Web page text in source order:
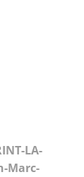
LA-
Marc-